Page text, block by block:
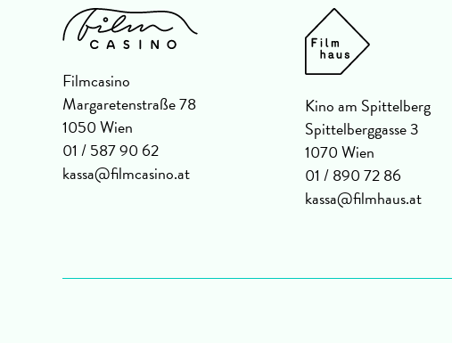
Filmcasino
Margaretenstraße 78
1050 Wien
01 / 587 90 62
kassa@filmcasino.at
Kino am Spittelberg
Spittelberggasse 3
1070 Wien
01 / 890 72 86
kassa@filmhaus.at